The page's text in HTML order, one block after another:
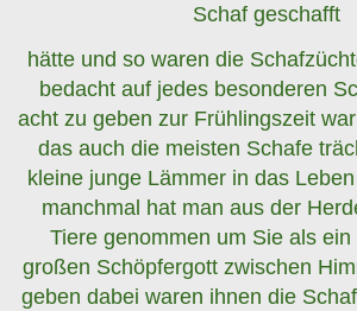
Schaf geschafft
hätte und so waren die
bedacht auf jedes besonderen
acht zu geben zur Frühlingszeit
das auch die meisten Schafe
kleine junge Lämmer in das
manchmal hat man aus der
Tiere genommen um Sie als
großen Schöpfergott zwischen
geben dabei waren ihnen die